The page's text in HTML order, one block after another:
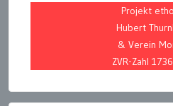
Projekt
Hubert
& Verein
ZVR-Zahl